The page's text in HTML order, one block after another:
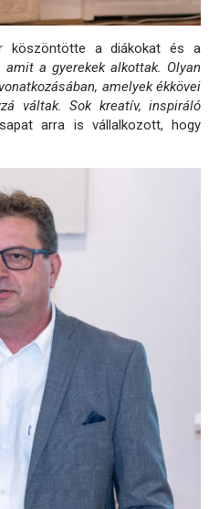
köszöntötte a diákokat és a
a gyerekek alkottak. Olyan
amelyek ékkövei
váltak. Sok kreatív, inspiráló
arra is vállalkozott, hogy